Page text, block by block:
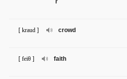
r
crowd
[ kraud ]
faith
[ feiθ ]